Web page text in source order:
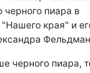
черного пиара в
края" и
черного пиара,